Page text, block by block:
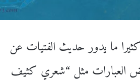
كثيرا ما يدور حديث الفتيات عن
بعض العبارات مثل “شعري كثيف